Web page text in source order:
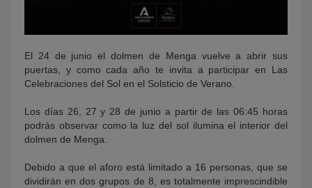
El 24 de junio el dolmen de Menga vuelve a abrir sus
puertas, y como cada año te invita a participar en Las
Celebraciones del Sol en el Solsticio de Verano.
Los días 26, 27 y 28 de junio a partir de las 06:45 horas
podrás observar como la luz del sol ilumina el interior del
dolmen de Menga.
Debido a que el aforo está limitado a 16 personas, que se
dividirán en dos grupos de 8, es totalmente imprescindible